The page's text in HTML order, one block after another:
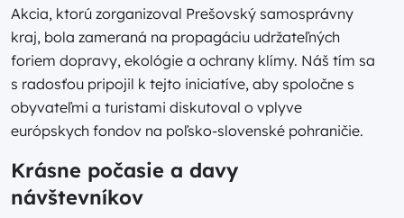
Akcia, ktorú zorganizoval Prešovský samosprávny
kraj, bola zameraná na propagáciu udržateľných
foriem dopravy, ekológie a ochrany klímy. Náš tím sa
s radosťou pripojil k tejto iniciatíve, aby spoločne s
obyvateľmi a turistami diskutoval o vplyve
európskych fondov na poľsko-slovenské pohraničie.
Krásne počasie a davy
návštevníkov